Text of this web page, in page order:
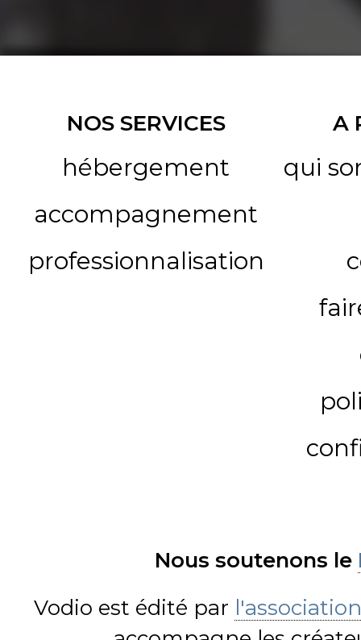
NOS SERVICES
hébergement
accompagnement
professionnalisation
A
qui